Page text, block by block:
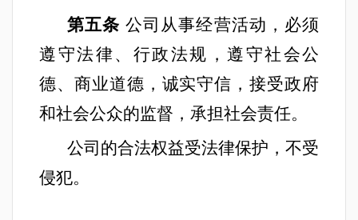
第五条 公司从事经营活动，必须
遵守法律、行政法规，遵守社会公
德、商业道德，诚实守信，接受政府
和社会公众的监督，承担社会责任。
公司的合法权益受法律保护，不受
侵犯。